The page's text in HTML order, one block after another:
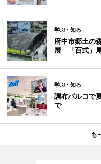
学ぶ・知る
府中市郷土の
展 「百式」
学ぶ・知る
調布パルコで
で
も